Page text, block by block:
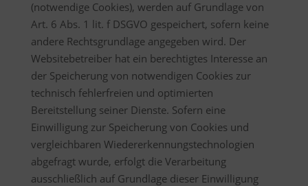
(notwendige Cookies), werden auf Grundlage von
Art. 6 Abs. 1 lit. f DSGVO gespeichert, sofern keine
andere Rechtsgrundlage angegeben wird. Der
Websitebetreiber hat ein berechtigtes Interesse an
der Speicherung von notwendigen Cookies zur
technisch fehlerfreien und optimierten
Bereitstellung seiner Dienste. Sofern eine
Einwilligung zur Speicherung von Cookies und
vergleichbaren Wiedererkennungstechnologien
abgefragt wurde, erfolgt die Verarbeitung
ausschließlich auf Grundlage dieser Einwilligung